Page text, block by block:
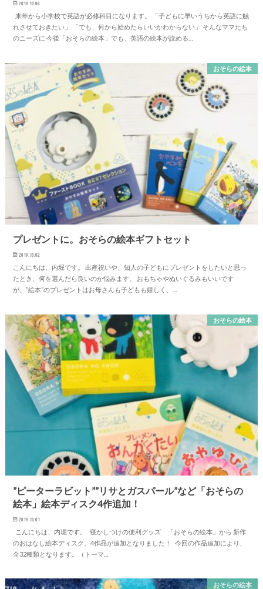
2019.10.08
来年から小学校で英語が必修科目になります。 「子どもに早いうちから英語に触
れさせておきたい」 「でも、何から始めたらいいかわからない」 そんなママたち
のニーズに 今後「おそらの絵本」でも、英語の絵本が読める…
おそらの絵本
プレゼントに。おそらの絵本ギフトセット
2019.10.02
こんにちは、内堀です。 出産祝いや、知人の子どもにプレゼントをしたいと思っ
たとき、何を選んだら良いのか悩みます。 おもちゃやぬいぐるみもいいです
が、”絵本”のプレゼントはお母さんも子どもも嬉しく、…
おそらの絵本
”ピーターラビット””リサとガスパール”など「おそらの
絵本」絵本ディスク4作追加！
2019.10.01
こんにちは、内堀です。 寝かしつけの便利グッズ 「おそらの絵本」から 新作
のおはなし絵本ディスク、4作品が追加となりました！ 今回の作品追加により、
全32種類となります。（トーマ…
おそらの絵本